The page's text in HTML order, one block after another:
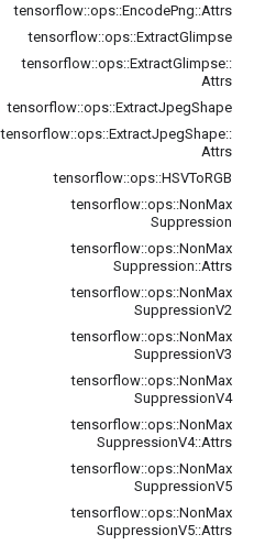
tensorflow::ops::EncodePng::Attrs
tensorflow::ops::ExtractGlimpse
tensorflow::ops::ExtractGlimpse::
Attrs
tensorflow::ops::ExtractJpegShape
tensorflow::ops::ExtractJpegShape::
Attrs
tensorflow::ops::HSVToRGB
tensorflow::ops::NonMax
Suppression
tensorflow::ops::NonMax
Suppression::Attrs
tensorflow::ops::NonMax
SuppressionV2
tensorflow::ops::NonMax
SuppressionV3
tensorflow::ops::NonMax
SuppressionV4
tensorflow::ops::NonMax
SuppressionV4::Attrs
tensorflow::ops::NonMax
SuppressionV5
tensorflow::ops::NonMax
SuppressionV5::Attrs